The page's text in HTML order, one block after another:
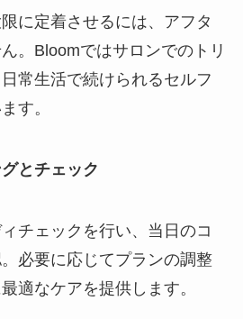
に定着させるには、アフタ
。Bloomではサロンでのトリ
常生活で続けられるセルフ
す。
とチェック
チェックを行い、当日のコ
必要に応じてプランの調整
適なケアを提供します。